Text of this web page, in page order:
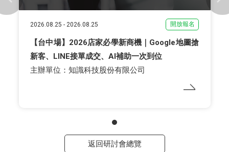
2026.08.25 - 2026.08.25 開放報名
【台中場】2026店家必學新商機｜Google地圖搶
新客、LINE接單成交、AI補助一次到位
主辦單位：知識科技股份有限公司
返回研討會總覽